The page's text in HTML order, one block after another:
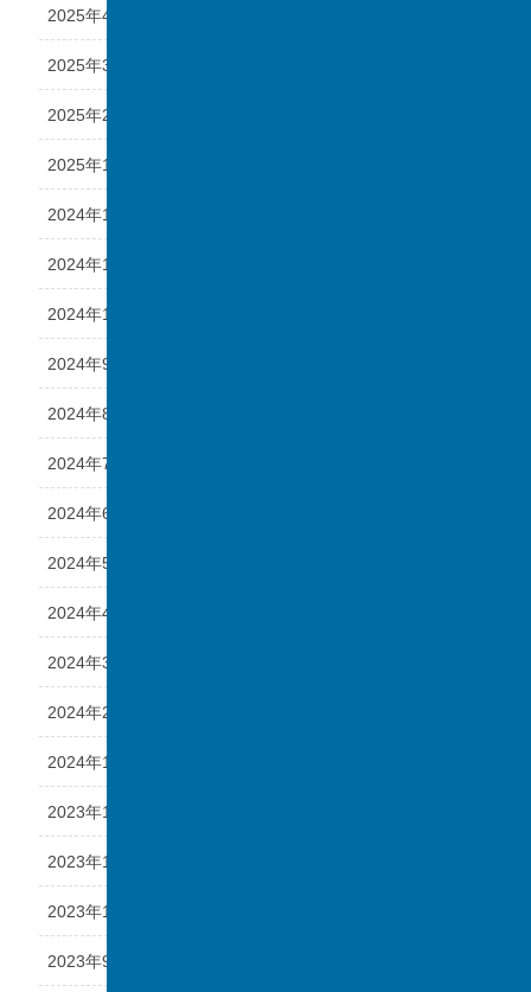
2025年4月
2025年3月
2025年2月
2025年1月
2024年12月
2024年11月
2024年10月
2024年9月
2024年8月
2024年7月
2024年6月
2024年5月
2024年4月
2024年3月
2024年2月
2024年1月
2023年12月
2023年11月
2023年10月
2023年9月